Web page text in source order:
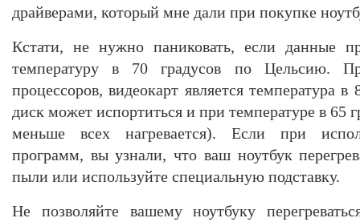
драйверами, который мне дали при покупке
Кстати, не нужно паниковать, если данные
температуру в 70 градусов по Цельсию.
процессоров, видеокарт является температура
диск может испортиться и при температуре в 65
меньше всех нагревается). Если при
программ, вы узнали, что ваш ноутбук
пыли или используйте специальную подставку.
Не позволяйте вашему ноутбуку